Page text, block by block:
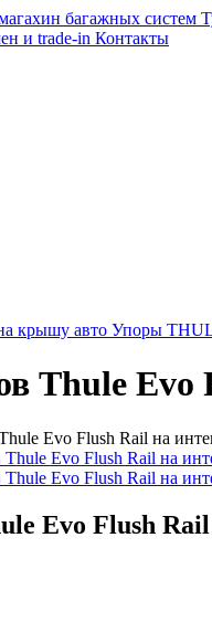
и trade-in Контакты
крышу авто Упоры
Thule Evo
Evo Flush Rail на
Evo Flush